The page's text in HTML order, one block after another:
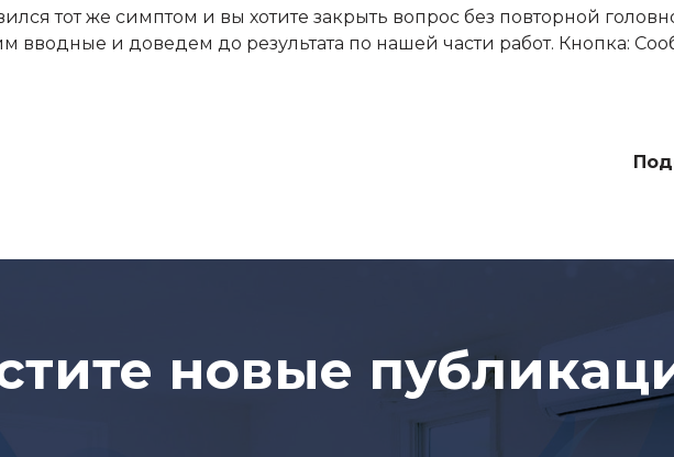
тот же симптом и вы хотите закрыть вопрос без повторной
и доведем до результата по нашей части работ. Кнопка:
новые